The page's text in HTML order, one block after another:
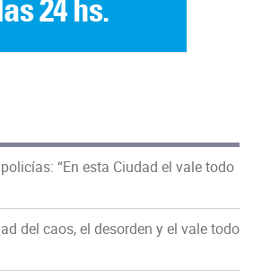
“En esta Ciudad el vale todo
del caos, el desorden y el vale todo